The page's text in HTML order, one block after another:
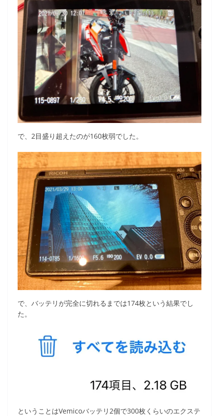
で、2目盛り超えたのが160枚弱でした。
で、バッテリが完全に切れるまでは174枚という結果でし
た。
ということはVemicoバッテリ2個で300枚くらいのエクステ